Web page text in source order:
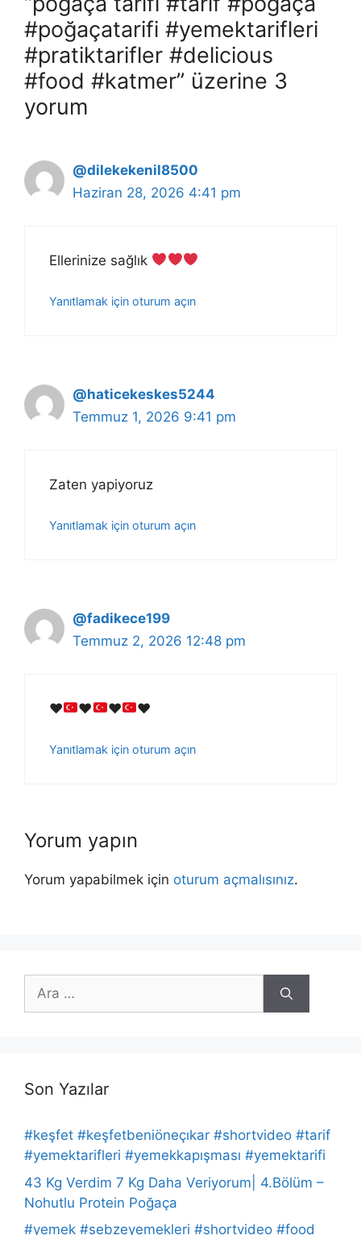
#poğaçatarifi #yemektarifleri
#pratiktarifler #delicious
#food #katmer” üzerine 3
yorum
@dilekekenil8500
Haziran 28, 2026 4:41 pm
Ellerinize sağlık
Yanıtlamak için oturum açın
@haticekeskes5244
Temmuz 1, 2026 9:41 pm
Zaten yapiyoruz
Yanıtlamak için oturum açın
@fadikece199
Temmuz 2, 2026 12:48 pm
♥️ ♥️ ♥️ ♥️
Yanıtlamak için oturum açın
Yorum yapın
Yorum yapabilmek için oturum açmalısınız.
için
Son Yazılar
#keşfet #keşfetbeniöneçıkar #shortvideo #tarif
#yemektarifleri #yemekkapışması #yemektarifi
43 Kg Verdim 7 Kg Daha Veriyorum| 4.Bölüm –
Nohutlu Protein Poğaça
#yemek #sebzeyemekleri #shortvideo #food